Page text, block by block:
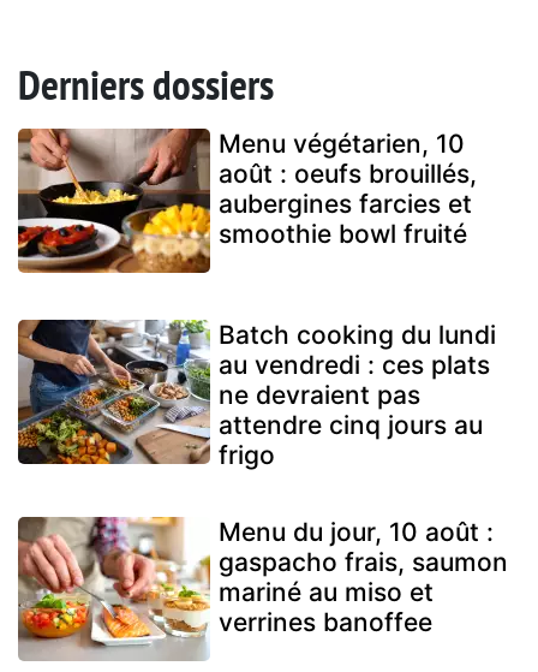
Derniers dossiers
Menu végétarien, 10
août : oeufs brouillés,
aubergines farcies et
smoothie bowl fruité
Batch cooking du lundi
au vendredi : ces plats
ne devraient pas
attendre cinq jours au
frigo
Menu du jour, 10 août :
gaspacho frais, saumon
mariné au miso et
verrines banoffee